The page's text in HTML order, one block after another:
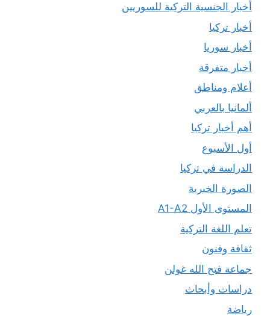
أخبار الجنسية التركية للسوريين
أخبار تركيا
أخبار سوريا
أخبار متفرقة
أعلام ومناطق
ألمانيا بالعربي
أهم أخبار تركيا
أول الأسبوع
الدراسة في تركيا
الصورة الخبرية
المستوى الأول A1-A2
تعلم اللغة التركية
ثقافة وفنون
جماعة فتح الله غولن
دراسات وأبحاث
رياضة